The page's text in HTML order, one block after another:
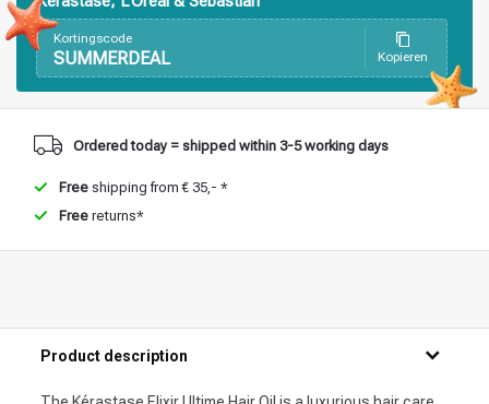
Kortingscode
SUMMERDEAL Kopieren
Ordered today = shipped within 3-5 working days
Free shipping from € 35,- *
Free returns*
Product description